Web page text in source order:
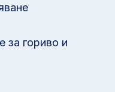
за гориво и